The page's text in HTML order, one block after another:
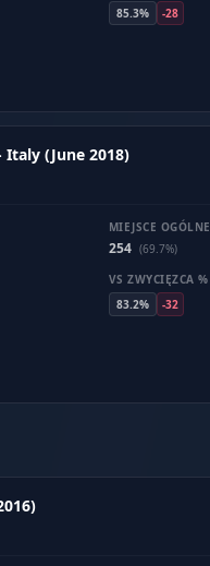
85.3%
-28
(June 2018)
MIEJSCE OGÓLNE
254 (69.7%)
VS ZWYCIĘZCA %
83.2%
-32